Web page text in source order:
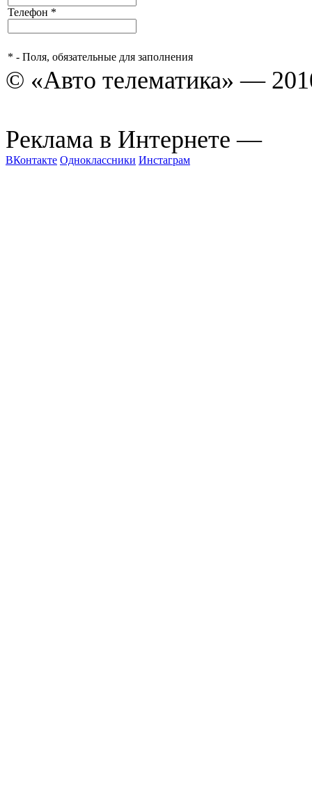
Телефон *
* - Поля, обязательные для заполнения
© «Авто телематика» —
Реклама в Интернете —
ВКонтакте Одноклассники Инстаграм